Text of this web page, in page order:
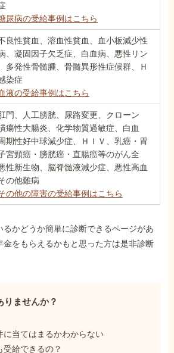
尿病の受給事例はこちら
良性貧血、溶血性貧血、血小板減少性
、凝固因子欠乏症、白血病、悪性リン
多発性骨髄腫、骨髄異形性症候群、Ｈ
染症
液の受給事例はこちら
門、人工膀胱、尿路変更、クローン
瘍性大腸炎、化学物質過敏症、白血
期性好中球減少症、ＨＩＶ、乳癌・胃
宮頸癌・膀胱癌・直腸癌等のがん全
性新生物、脳脊髄液減少症、悪性高血
の他難病
の他の障害の受給事例はこちら
るかどうか簡単に診断できるページがあ
金をもらえるかもと思った方は是非診断
りませんか？
に当てはまるかわからない
受給できるの？